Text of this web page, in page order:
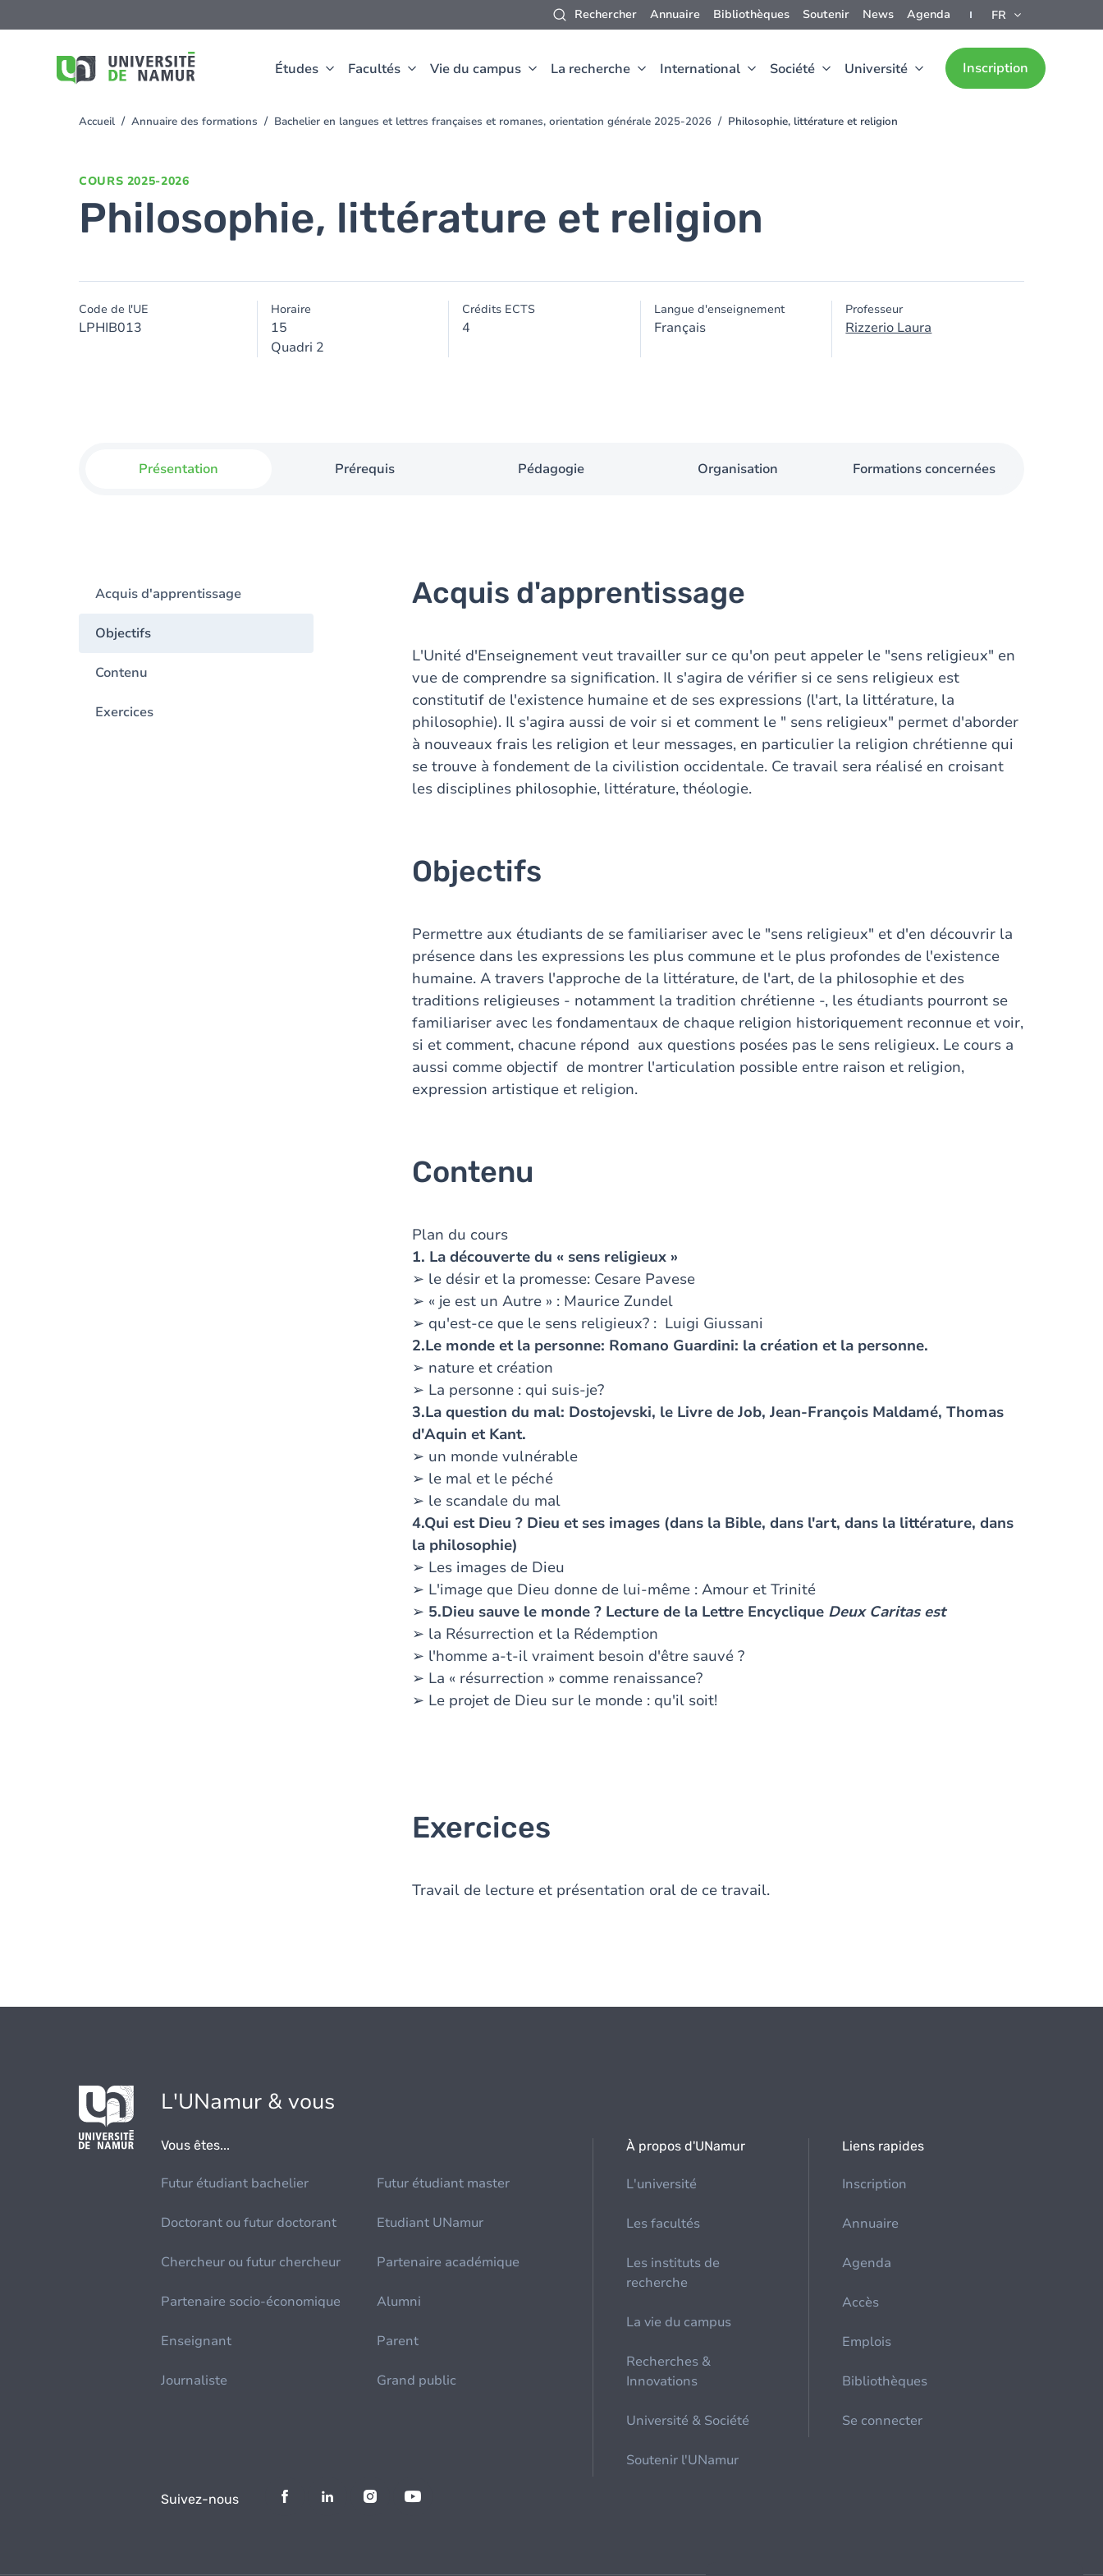
Rechercher Annuaire Bibliothèques Soutenir News Agenda FR
Études Facultés Vie du campus La recherche International Société Université Inscription
au
You
Accueil Annuaire des formations Bachelier en langues et lettres françaises et romanes, orientation générale 2025-2026 Philosophie, littérature et religion
COURS 2025-2026
Philosophie, littérature et religion
Code de l'UE
LPHIB013
Horaire
15
Quadri 2
Crédits ECTS
4
Langue d'enseignement
Français
Professeur
Rizzerio Laura
Présentation Prérequis Pédagogie Organisation Formations concernées
Acquis d'apprentissage
Objectifs
Contenu
Exercices
Acquis d'apprentissage
L'Unité d'Enseignement veut travailler sur ce qu'on peut appeler le "sens religieux" en
vue de comprendre sa signification. Il s'agira de vérifier si ce sens religieux est
constitutif de l'existence humaine et de ses expressions (l'art, la littérature, la
philosophie). Il s'agira aussi de voir si et comment le " sens religieux" permet d'aborder
à nouveaux frais les religion et leur messages, en particulier la religion chrétienne qui
se trouve à fondement de la civilistion occidentale. Ce travail sera réalisé en croisant
les disciplines philosophie, littérature, théologie.
Objectifs
Permettre aux étudiants de se familiariser avec le "sens religieux" et d'en découvrir la
présence dans les expressions les plus commune et le plus profondes de l'existence
humaine. A travers l'approche de la littérature, de l'art, de la philosophie et des
traditions religieuses - notamment la tradition chrétienne -, les étudiants pourront se
familiariser avec les fondamentaux de chaque religion historiquement reconnue et voir,
si et comment, chacune répond aux questions posées pas le sens religieux. Le cours a
aussi comme objectif de montrer l'articulation possible entre raison et religion,
expression artistique et religion.
Contenu
Plan du cours
1. La découverte du « sens religieux »
➢ le désir et la promesse: Cesare Pavese
➢ « je est un Autre » : Maurice Zundel
➢ qu'est-ce que le sens religieux? : Luigi Giussani
2.Le monde et la personne: Romano Guardini: la création et la personne.
➢ nature et création
➢ La personne : qui suis-je?
3.La question du mal: Dostojevski, le Livre de Job, Jean-François Maldamé, Thomas
d'Aquin et Kant.
➢ un monde vulnérable
➢ le mal et le péché
➢ le scandale du mal
4.Qui est Dieu ? Dieu et ses images (dans la Bible, dans l'art, dans la littérature, dans
la philosophie)
➢ Les images de Dieu
➢ L'image que Dieu donne de lui-même : Amour et Trinité
➢ 5.Dieu sauve le monde ? Lecture de la Lettre Encyclique Deux Caritas est
➢ la Résurrection et la Rédemption
➢ l'homme a-t-il vraiment besoin d'être sauvé ?
➢ La « résurrection » comme renaissance?
➢ Le projet de Dieu sur le monde : qu'il soit!
Exercices
Travail de lecture et présentation oral de ce travail.
L'UNamur & vous
Vous êtes...
Futur étudiant bachelier Futur étudiant master
Doctorant ou futur doctorant Etudiant UNamur
Chercheur ou futur chercheur Partenaire académique
Partenaire socio-économique Alumni
Enseignant Parent
Journaliste Grand public
À propos d'UNamur
L'université
Les facultés
Les instituts de
recherche
La vie du campus
Recherches &
Innovations
Université & Société
Soutenir l'UNamur
Liens rapides
Inscription
Annuaire
Agenda
Accès
Emplois
Bibliothèques
Se connecter
Suivez-nous